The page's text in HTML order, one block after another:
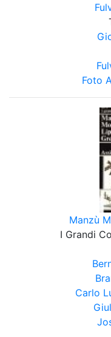
Foto
Manzù
I Grandi
Carlo